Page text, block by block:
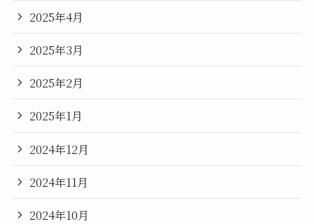
2025年4月
2025年3月
2025年2月
2025年1月
2024年12月
2024年11月
2024年10月